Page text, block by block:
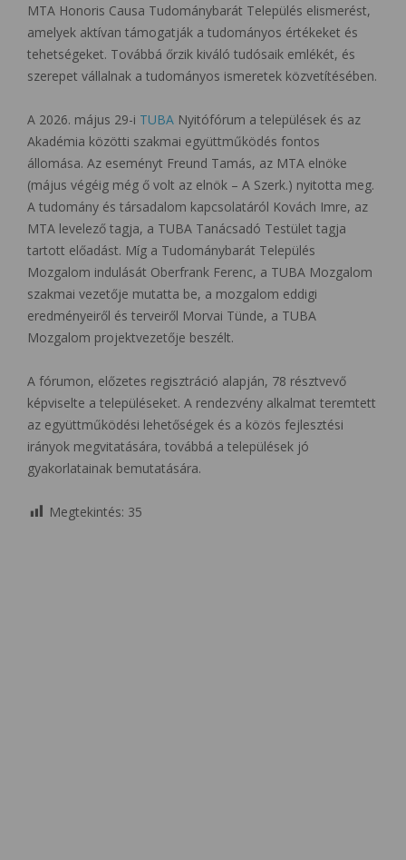
MTA Honoris Causa Tudománybarát Település elismerést,
amelyek aktívan támogatják a tudományos értékeket és
tehetségeket. Továbbá őrzik kiváló tudósaik emlékét, és
szerepet vállalnak a tudományos ismeretek közvetítésében.
A 2026. május 29-i TUBA Nyitófórum a települések és az
Akadémia közötti szakmai együttműködés fontos
állomása. Az eseményt Freund Tamás, az MTA elnöke
(május végéig még ő volt az elnök – A Szerk.) nyitotta meg.
A tudomány és társadalom kapcsolatáról Kovách Imre, az
MTA levelező tagja, a TUBA Tanácsadó Testület tagja
tartott előadást. Míg a Tudománybarát Település
Mozgalom indulását Oberfrank Ferenc, a TUBA Mozgalom
szakmai vezetője mutatta be, a mozgalom eddigi
eredményeiről és terveiről Morvai Tünde, a TUBA
Mozgalom projektvezetője beszélt.
A fórumon, előzetes regisztráció alapján, 78 résztvevő
képviselte a településeket. A rendezvény alkalmat teremtett
az együttműködési lehetőségek és a közös fejlesztési
irányok megvitatására, továbbá a települések jó
gyakorlatainak bemutatására.
Megtekintés: 35